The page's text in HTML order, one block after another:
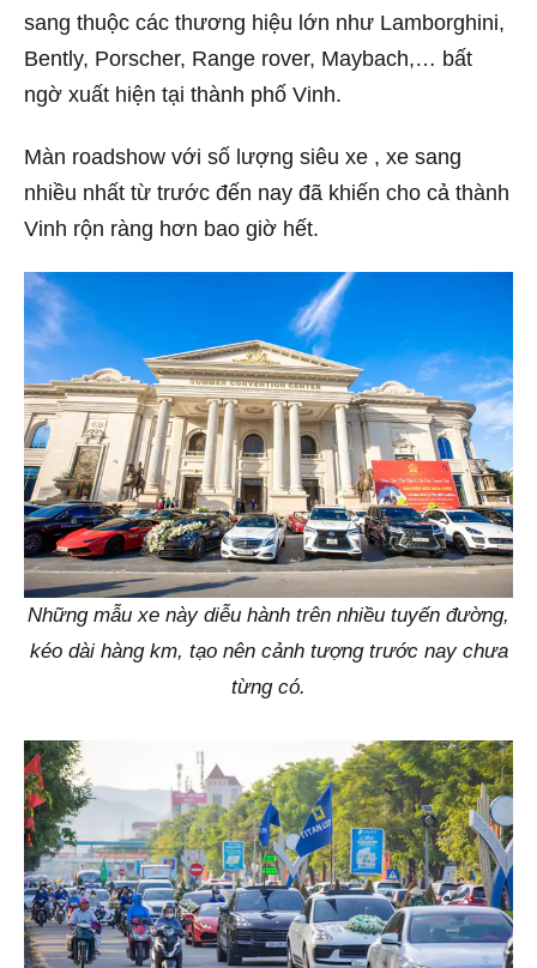
sang thuộc các thương hiệu lớn như Lamborghini,
Bently, Porscher, Range rover, Maybach,… bất
ngờ xuất hiện tại thành phố Vinh.
Màn roadshow với số lượng siêu xe , xe sang
nhiều nhất từ trước đến nay đã khiến cho cả thành
Vinh rộn ràng hơn bao giờ hết.
Những mẫu xe này diễu hành trên nhiều tuyến đường,
kéo dài hàng km, tạo nên cảnh tượng trước nay chưa
từng có.